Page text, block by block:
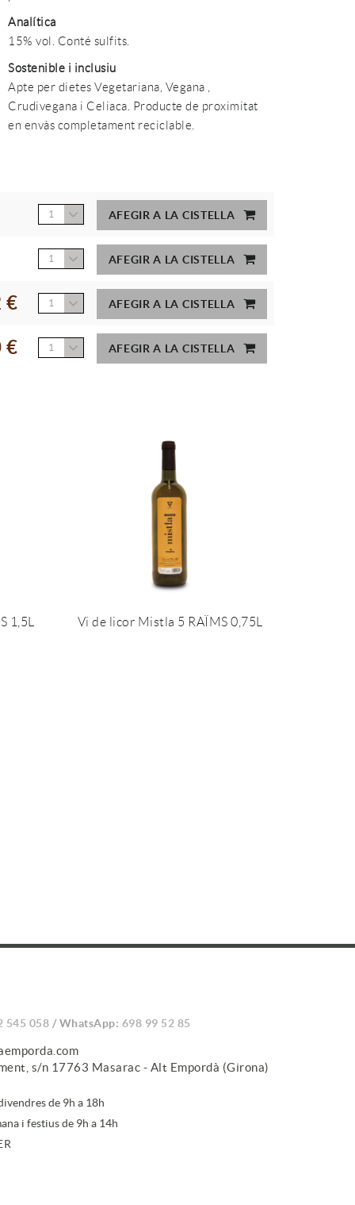
Analítica
15% vol. Conté sulfits.
Sostenible i inclusiu
Apte per dietes Vegetariana, Vegana ,
Crudivegana i Celiaca. Producte de proximitat
en envàs completament reciclable.
1 AFEGIR A LA CISTELLA
1 AFEGIR A LA CISTELLA
€ 1 AFEGIR A LA CISTELLA
€ 1 AFEGIR A LA CISTELLA
1,5L Vi de licor Mistla 5 RAÏMS 0,75L
545 058 / WhatsApp: 698 99 52 85
s/n 17763 Masarac - Alt Empordà (Girona)
de 9h a 18h
i festius de 9h a 14h